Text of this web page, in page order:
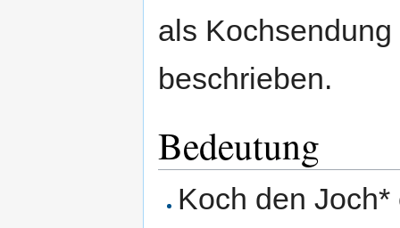
als
beschrieben.
Bedeutung
Koch den